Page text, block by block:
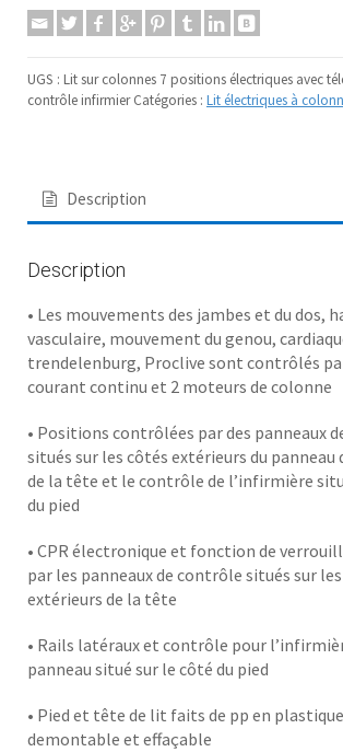
UGS : Lit sur colonnes 7 positions électriques avec
contrôle infirmier Catégories : Lit électriques à
Description
Description
• Les mouvements des jambes et du dos,
vasculaire, mouvement du genou,
trendelenburg, Proclive sont contrôlés
courant continu et 2 moteurs de colonne
• Positions contrôlées par des panneaux
situés sur les côtés extérieurs du panneau
de la tête et le contrôle de l’infirmière
du pied
• CPR électronique et fonction de
par les panneaux de contrôle situés sur
extérieurs de la tête
• Rails latéraux et contrôle pour
panneau situé sur le côté du pied
• Pied et tête de lit faits de pp en
demontable et effaçable